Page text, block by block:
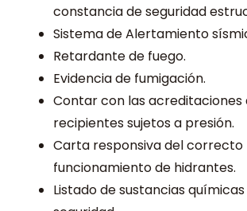
constancia de seguridad
Sistema de Alertamiento
Retardante de fuego.
Evidencia de fumigación.
Contar con las acreditaciones
recipientes sujetos a presión.
Carta responsiva del correcto
funcionamiento de hidrantes.
Listado de sustancias